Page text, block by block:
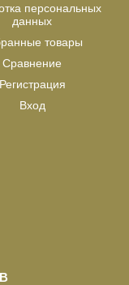
персональных
данных
товары
Сравнение
Регистрация
Вход